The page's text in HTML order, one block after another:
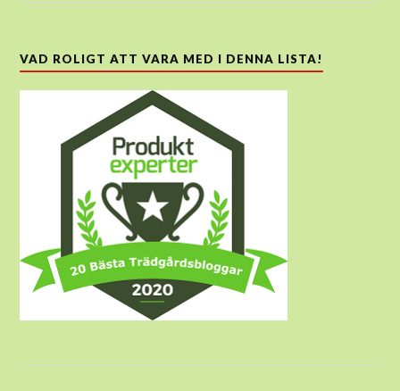
VAD ROLIGT ATT VARA MED I DENNA LISTA!